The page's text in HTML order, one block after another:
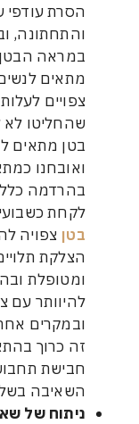
עודפי עור
וביכולתו
הבטן. ניתוח
לנשים
לעלות או
לא ללדת
מתאים לאנשים
כמתאימים
כללית
כשבועיים
צפויה להישאר
תלויים
ובהיקף
עם צלקת
אחרים –
כרוך בהתאוששות
תחבושת
בשלבי
של שאיבת